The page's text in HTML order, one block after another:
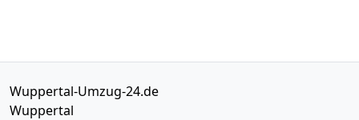
Wuppertal-Umzug-24.de
Wuppertal